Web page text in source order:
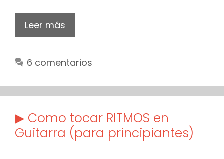
Leer más
6 comentarios
▶ Como tocar RITMOS en
Guitarra (para principiantes)